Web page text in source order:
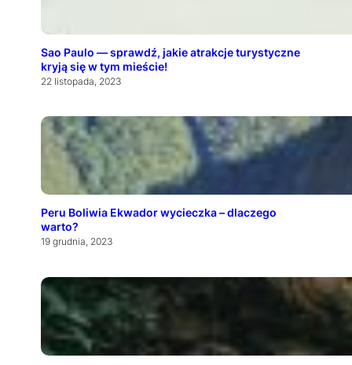
Sao Paulo — sprawdź, jakie atrakcje turystyczne
kryją się w tym mieście!
22 listopada, 2023
Peru Boliwia Ekwador wycieczka – dlaczego
warto?
19 grudnia, 2023